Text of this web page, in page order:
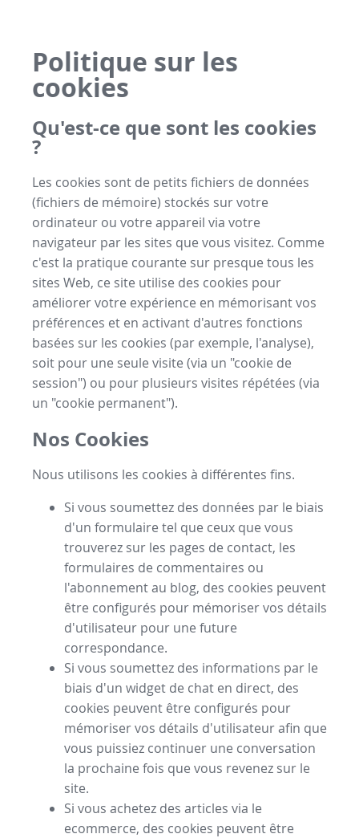
Politique sur les
cookies
Qu'est-ce que sont les cookies
?
Les cookies sont de petits fichiers de données
(fichiers de mémoire) stockés sur votre
ordinateur ou votre appareil via votre
navigateur par les sites que vous visitez. Comme
c'est la pratique courante sur presque tous les
sites Web, ce site utilise des cookies pour
améliorer votre expérience en mémorisant vos
préférences et en activant d'autres fonctions
basées sur les cookies (par exemple, l'analyse),
soit pour une seule visite (via un "cookie de
session") ou pour plusieurs visites répétées (via
un "cookie permanent").
Nos Cookies
Nous utilisons les cookies à différentes fins.
Si vous soumettez des données par le biais
d'un formulaire tel que ceux que vous
trouverez sur les pages de contact, les
formulaires de commentaires ou
l'abonnement au blog, des cookies peuvent
être configurés pour mémoriser vos détails
d'utilisateur pour une future
correspondance.
Si vous soumettez des informations par le
biais d'un widget de chat en direct, des
cookies peuvent être configurés pour
mémoriser vos détails d'utilisateur afin que
vous puissiez continuer une conversation
la prochaine fois que vous revenez sur le
site.
Si vous achetez des articles via le
ecommerce, des cookies peuvent être